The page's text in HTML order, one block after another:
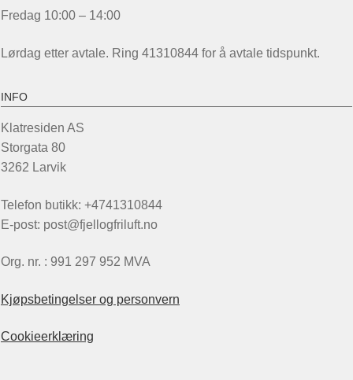
Fredag 10:00 – 14:00
Lørdag etter avtale. Ring 41310844 for å avtale tidspunkt.
INFO
Klatresiden AS
Storgata 80
3262 Larvik
Telefon butikk: +4741310844
E-post: post@fjellogfriluft.no
Org. nr. : 991 297 952 MVA
Kjøpsbetingelser og personvern
Cookieerklæring